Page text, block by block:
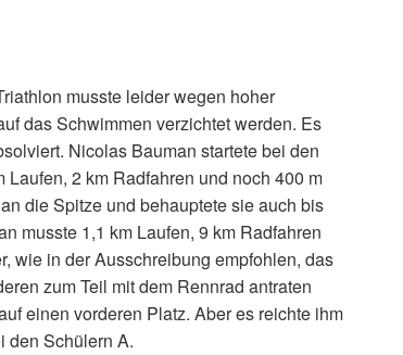
musste leider wegen hoher
das Schwimmen verzichtet werden. Es
Nicolas Bauman startete bei den
Laufen, 2 km Radfahren und noch 400 m
die Spitze und behauptete sie auch bis
musste 1,1 km Laufen, 9 km Radfahren
wie in der Ausschreibung empfohlen, das
zum Teil mit dem Rennrad antraten
einen vorderen Platz. Aber es reichte ihm
den Schülern A.